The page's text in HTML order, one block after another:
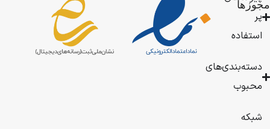
ما
باکس
فعالیت
خود
سال
1383
صورت
پر
استفاده
دسته‌بندی‌های
محبوب
شبکه
مجوزها